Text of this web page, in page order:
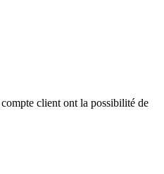
client ont la possibilité de